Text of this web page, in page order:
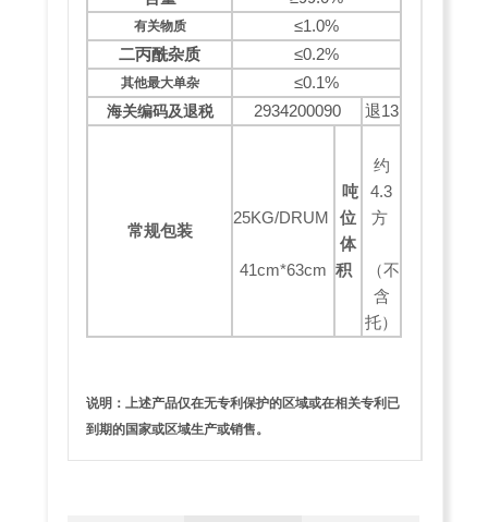
有关物质
≤1.0%
二丙酰杂质
≤0.2%
其他最大单杂 ≤0.1%
海关编码及退税 2934200090 退13
常规包装
25KG/DRUM
41cm*63cm
吨
位
体
积
约
4.3
方
（不
含
托）
说明：上述产品仅在无专利保护的区域或在相关专利已
到期的国家或区域生产或销售。